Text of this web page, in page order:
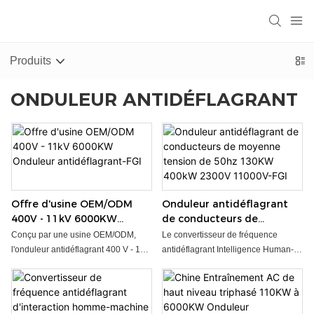
Produits
ONDULEUR ANTIDÉFLAGRANT
Offre d'usine OEM/ODM
400V - 11kV 6000KW
Onduleur antidéflagrant-
FGI
Conçu par une usine OEM/ODM,
l'onduleur antidéflagrant 400 V - 11
puissance fiable et efficace pour les
applications industrielles. Avec sa
capacité haute tension et sa
Onduleur antidéflagrant
de conducteurs de
moyenne tension de 50hz
130KW 400kW 2300V
Le convertisseur de fréquence
antidéflagrant Intelligence Human-
pour fournir une communication
transparente entre les opérateurs et
les machines dans des